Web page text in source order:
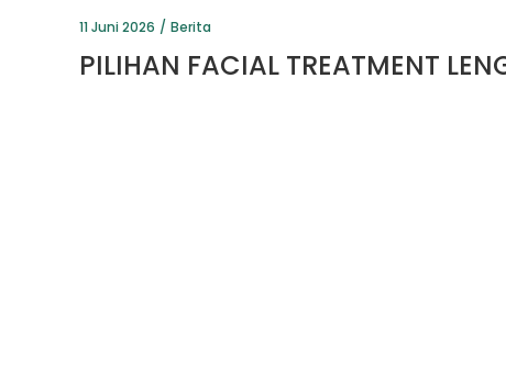
11 Juni 2026 Berita
PILIHAN FACIAL TREATMENT